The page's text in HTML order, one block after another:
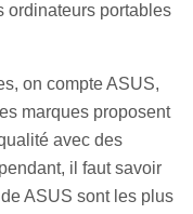
ordinateurs portables
on compte ASUS,
marques proposent
avec des
il faut savoir
ASUS sont les plus